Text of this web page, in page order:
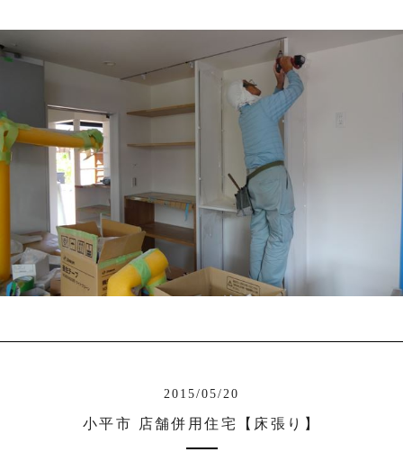
2015/05/20
小平市 店舗併用住宅【床張り】